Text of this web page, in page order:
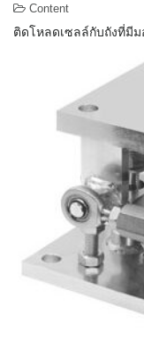
Content
ติดโหลดเซลล์กับถังที่มีม